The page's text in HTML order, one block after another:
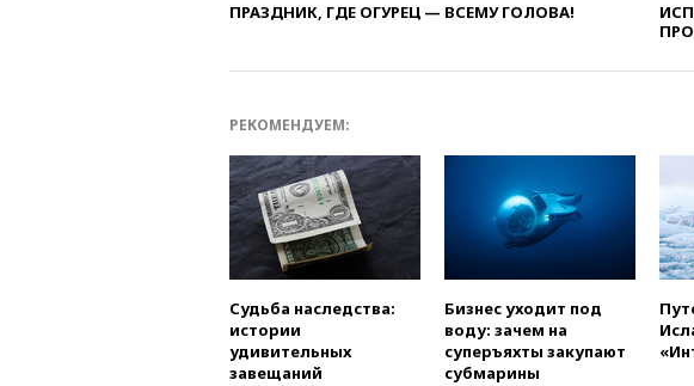
ПРАЗДНИК, ГДЕ ОГУРЕЦ — ВСЕМУ ГОЛОВА!
РЕКОМЕНДУЕМ:
Судьба наследства:
истории
удивительных
завещаний
Бизнес уходит под
воду: зачем на
суперъяхты закупают
субмарины